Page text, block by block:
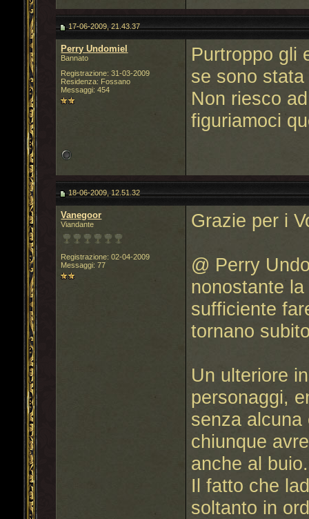
17-06-2009, 21.43.37
Perry Undomiel
Bannato
Registrazione: 31-03-2009
Residenza: Fossano
Messaggi: 454
Purtroppo gli
se sono
Non riesco
figuriamoci
18-06-2009, 12.51.32
Vanegoor
Viandante
Registrazione: 02-04-2009
Messaggi: 77
Grazie per i
@ Perry
nonostante
sufficiente
tornano
Un ulteriore
personaggi,
senza
chiunque
anche al buio.
Il fatto che
soltanto in